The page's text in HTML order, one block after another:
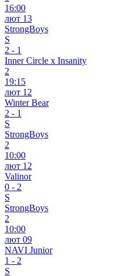
16:00
лют 13
StrongBoys
S
2 - 1
Inner Circle x Insanity
2
19:15
лют 12
Winter Bear
2 - 1
S
StrongBoys
2
10:00
лют 12
Valinor
0 - 2
S
StrongBoys
2
10:00
лют 09
NAVI Junior
1 - 2
S